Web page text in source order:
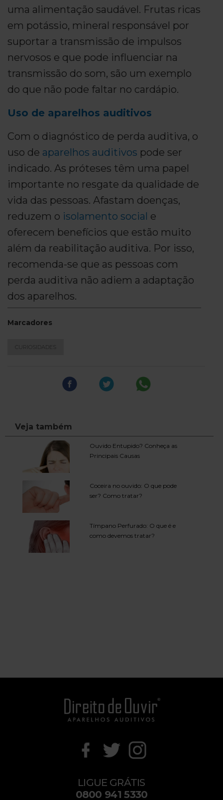
uma alimentação saudável. Frutas ricas
em potássio, mineral responsável por
suportar a transmissão de impulsos
nervosos e que pode influenciar na
transmissão do som, são um exemplo
do que não pode faltar no cardápio.
Uso de aparelhos auditivos
Com o diagnóstico de perda auditiva, o
uso de aparelhos auditivos pode ser
indicado. As próteses têm uma papel
importante no resgate da qualidade de
vida das pessoas. Afastam doenças,
reduzem o isolamento social e
oferecem benefícios que estão muito
além da reabilitação auditiva. Por isso,
recomenda-se que as pessoas com
perda auditiva não adiem a adaptação
dos aparelhos.
Marcadores
CURIOSIDADES
Ouvido Entupido? Conheça as
Principais Causas
Coceira no ouvido: O que pode
ser? Como tratar?
Tímpano Perfurado: O que é e
como devemos tratar?
Veja também
LIGUE GRÁTIS
0800 941 5330